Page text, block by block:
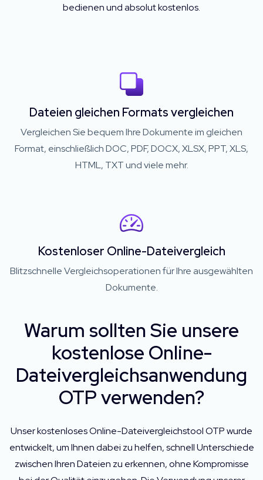
bedienen und absolut kostenlos.
Dateien gleichen Formats vergleichen
Vergleichen Sie bequem Ihre Dokumente im gleichen
Format, einschließlich DOC, PDF, DOCX, XLSX, PPT, XLS,
HTML, TXT und viele mehr.
Kostenloser Online-Dateivergleich
Blitzschnelle Vergleichsoperationen für Ihre ausgewählten
Dokumente.
Warum sollten Sie unsere
kostenlose Online-
Dateivergleichsanwendung
OTP verwenden?
Unser kostenloses Online-Dateivergleichstool OTP wurde
entwickelt, um Ihnen dabei zu helfen, schnell Unterschiede
zwischen Ihren Dateien zu erkennen, ohne Kompromisse